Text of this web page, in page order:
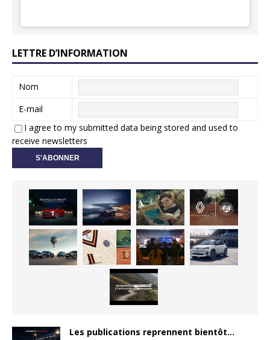
LETTRE D’INFORMATION
Nom
E-mail
I agree to my submitted data being stored and used to
receive newsletters
Les publications reprennent bientôt…